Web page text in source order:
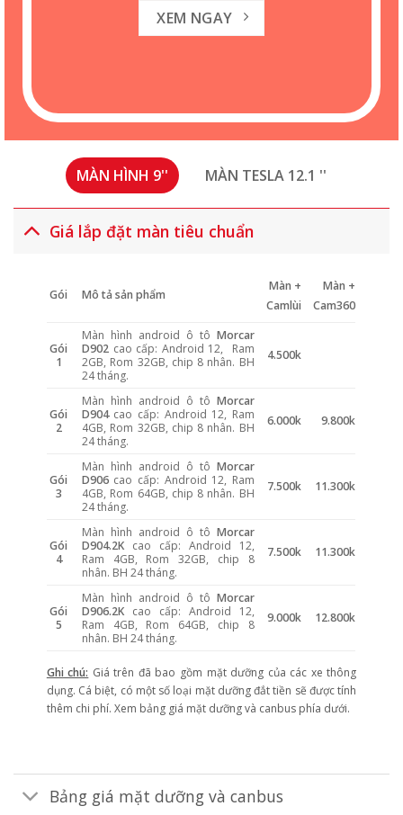
XEM NGAY
MÀN HÌNH 9'' MÀN TESLA 12.1 ''
Giá lắp đặt màn tiêu chuẩn
Gói Mô tả sản phẩm
Màn +
Camlùi
Màn +
Cam360
Gói
1
Màn hình android ô tô Morcar
D902cao cấp: Android 12, Ram
2GB, Rom 32GB, chip 8 nhân. BH
24 tháng.
4.500k
Gói
2
Màn hình android ô tô Morcar
D904cao cấp: Android 12, Ram
4GB, Rom 32GB, chip 8 nhân. BH
24 tháng.
6.000k 9.800k
Gói
3
Màn hình android ô tô Morcar
D906cao cấp: Android 12, Ram
4GB, Rom 64GB, chip 8 nhân. BH
24 tháng.
7.500k 11.300k
Gói
4
Màn hình android ô tô Morcar
D904.2Kcao cấp: Android 12,
Ram 4GB, Rom 32GB, chip 8
nhân. BH 24 tháng.
7.500k 11.300k
Gói
5
Màn hình android ô tô Morcar
D906.2Kcao cấp: Android 12,
Ram 4GB, Rom 64GB, chip 8
nhân. BH 24 tháng.
9.000k 12.800k
Ghi chú: Giá trên đã bao gồm mặt dưỡng của các xe thông
dụng. Cá biệt, có một số loại mặt dưỡng đắt tiền sẽ được tính
thêm chi phí. Xem bảng giá mặt dưỡng và canbus phía dưới.
Bảng giá mặt dưỡng và canbus